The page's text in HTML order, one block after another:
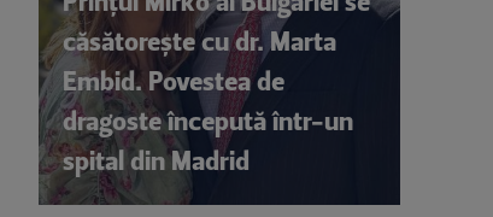
căsătorește cu dr. Marta
Embid. Povestea de
dragoste începută într-un
spital din Madrid